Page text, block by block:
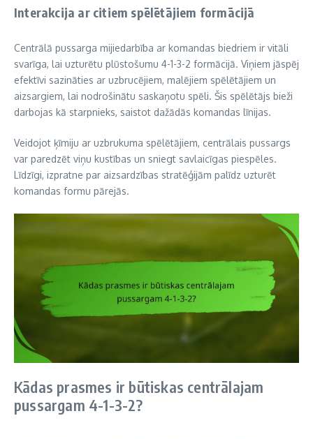
Interakcija ar citiem spēlētājiem formācijā
Centrālā pussarga mijiedarbība ar komandas biedriem ir vitāli
svarīga, lai uzturētu plūstošumu 4-1-3-2 formācijā. Viņiem jāspēj
efektīvi sazināties ar uzbrucējiem, malējiem spēlētājiem un
aizsargiem, lai nodrošinātu saskaņotu spēli. Šis spēlētājs bieži
darbojas kā starpnieks, saistot dažādās komandas līnijas.
Veidojot ķīmiju ar uzbrukuma spēlētājiem, centrālais pussargs
var paredzēt viņu kustības un sniegt savlaicīgas piespēles.
Līdzīgi, izpratne par aizsardzības stratēģijām palīdz uzturēt
komandas formu pārejās.
Kādas prasmes ir būtiskas centrālajam
pussargam 4-1-3-2?